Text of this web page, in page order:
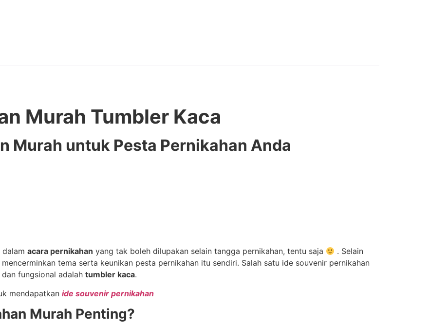
Murah Tumbler Kaca
Murah untuk Pesta Pernikahan Anda
acara pernikahan yang tak boleh dilupakan selain tangga pernikahan, tentu saja
. Selain
tema serta keunikan pesta pernikahan itu sendiri. Salah satu ide souvenir pernikahan
fungsional adalah tumbler kaca.
mendapatkan ide souvenir pernikahan
Murah Penting?